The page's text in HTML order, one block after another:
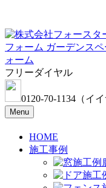
フリーダイヤル
0120-70-1134 （イ
Menu
HOME
施工事例